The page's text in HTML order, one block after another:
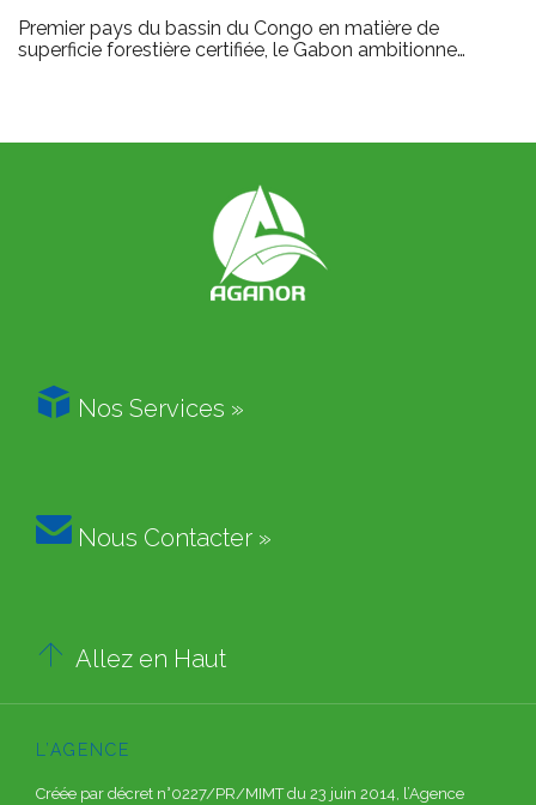
Premier pays du bassin du Congo en matière de
superficie forestière certifiée, le Gabon ambitionne…
 Nos Services »
 Nous Contacter »
 Allez en Haut
L’AGENCE
Créée par décret n°0227/PR/MIMT du 23 juin 2014, l’Agence